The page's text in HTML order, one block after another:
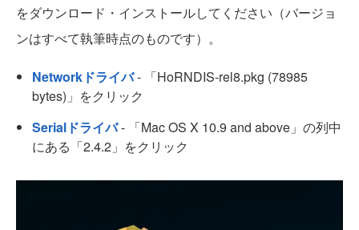
をダウンロード・インストールしてください（バージョ
ンはすべて執筆時点のものです）。
Networkドライバ- 「HoRNDIS-rel8.pkg (78985
bytes)」をクリック
Serialドライバ- 「Mac OS X 10.9 and above」の列中
にある「2.4.2」をクリック